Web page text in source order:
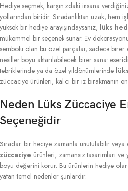
Hediye seçmek, karşınızdaki insana
yollarından biridir. Sıradanlıktan uzak, hem
yüksek bir hediye arayışındaysanız, lüks
mükemmel bir seçenek sunar. Ev
sembolü olan bu özel parçalar, sadece birer
nesiller boyu aktarılabilecek birer sanat
tebriklerinde ya da özel yıldönümlerinde
züccaciye ürünleri, kalıcı bir iz bırakmanın
Neden Lüks Züccaciye
Seçeneğidir
Sıradan bir hediye zamanla unutulabilir veya
züccaciye ürünleri, zamansız tasarımları
boyu değerini korur. Bu ürünlerin hediye
yatan temel nedenler şunlardır: